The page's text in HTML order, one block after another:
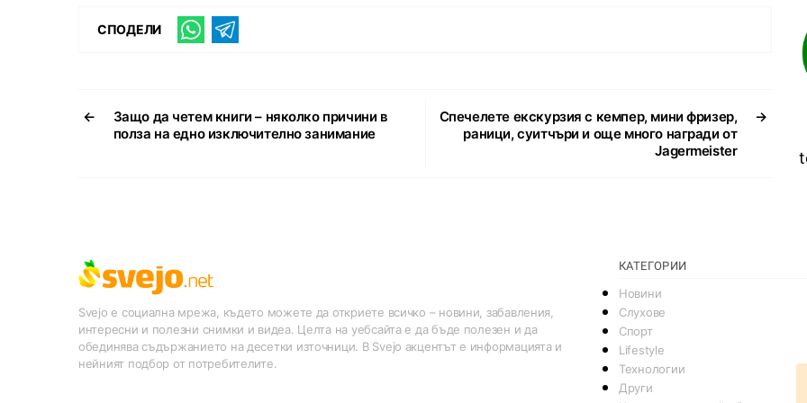
СПОДЕЛИ
←
Защо да четем книги – няколко причини в
полза на едно изключително занимание
→
Спечелете екскурзия с кемпер, мини фризер,
раници, суитчъри и още много награди от
Jagermeister
Svejo е социална мрежа, където можете да откриете всичко – новини, забавления,
интересни и полезни снимки и видеа. Целта на уебсайта е да бъде полезен и да
обединява съдържанието на десетки източници. В Svejo акцентът е информацията и
нейният подбор от потребителите.
КАТЕГОРИИ
Новини
Слухове
Спорт
Lifestyle
Технологии
Други